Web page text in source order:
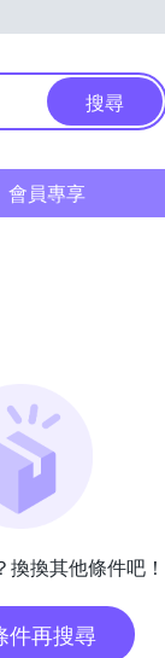
搜尋
會員專享
換其他條件吧！
件再搜尋